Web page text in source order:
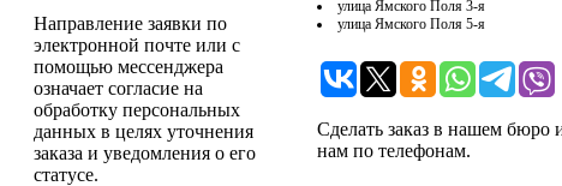
Направление заявки по
электронной почте или с
помощью мессенджера
означает согласие на
обработку персональных
данных в целях уточнения
заказа и уведомления о его
статусе.
улица Ямского Поля 3-я
улица Ямского Поля 5-я
Сделать заказ в нашем бюро
нам по телефонам.